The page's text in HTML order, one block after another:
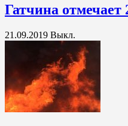
Гатчина отмечает
21.09.2019 Выкл.